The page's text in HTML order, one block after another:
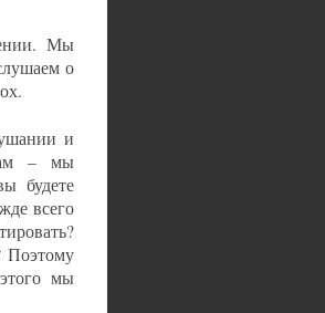
Мы
о
и
– мы
будете
всего
Поэтому
мы